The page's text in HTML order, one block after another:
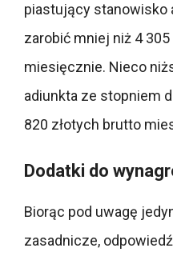
piastujący stanowisko
zarobić mniej niż 4
miesięcznie. Nieco
adiunkta ze stopniem
820 złotych brutto
Dodatki do
Biorąc pod uwagę
zasadnicze,